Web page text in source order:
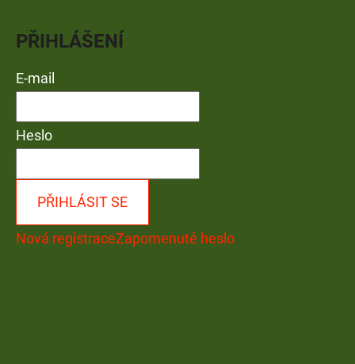
PŘIHLÁŠENÍ
E-mail
Heslo
PŘIHLÁSIT SE
Nová registraceZapomenuté heslo